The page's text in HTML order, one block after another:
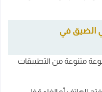
الضيق في
متنوعة من التطبيقات